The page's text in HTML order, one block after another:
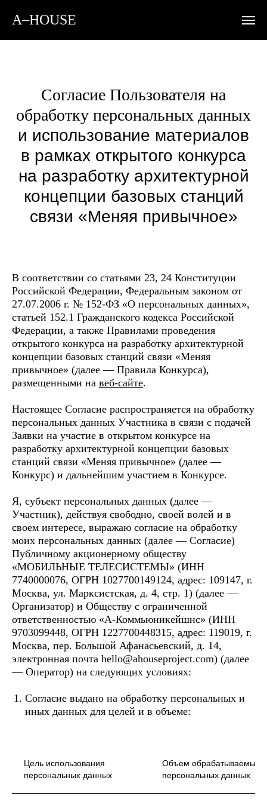
A–HOUSE
Согласие Пользователя на
обработку персональных данных
и использование материалов
в рамках открытого конкурса
на разработку архитектурной
концепции базовых станций
связи «Меняя привычное»
В соответствии со статьями 23, 24 Конституции
Российской Федерации, Федеральным законом от
27.07.2006 г. № 152-ФЗ «О персональных данных»,
статьей 152.1 Гражданского кодекса Российской
Федерации, а также Правилами проведения
открытого конкурса на разработку архитектурной
концепции базовых станций связи «Меняя
привычное» (далее — Правила Конкурса),
размещенными на веб-сайте.
Настоящее Согласие распространяется на обработку
персональных данных Участника в связи с подачей
Заявки на участие в открытом конкурсе на
разработку архитектурной концепции базовых
станций связи «Меняя привычное» (далее —
Конкурс) и дальнейшим участием в Конкурсе.
Я, субъект персональных данных (далее —
Участник), действуя свободно, своей волей и в
своем интересе, выражаю согласие на обработку
моих персональных данных (далее — Согласие)
Публичному акционерному обществу
«МОБИЛЬНЫЕ ТЕЛЕСИСТЕМЫ» (ИНН
7740000076, ОГРН 1027700149124, адрес: 109147, г.
Москва, ул. Марксистская, д. 4, стр. 1) (далее —
Организатор) и Обществу с ограниченной
ответственностью «А-Коммьюникейшнс» (ИНН
9703099448, ОГРН 1227700448315, адрес: 119019, г.
Москва, пер. Большой Афанасьевский, д. 14,
электронная почта hello@ahouseproject.com) (далее
— Оператор) на следующих условиях:
Согласие выдано на обработку персональных и
иных данных для целей и в объеме:
Цель использования
персональных данных
Объем обрабатываемых
персональных данных